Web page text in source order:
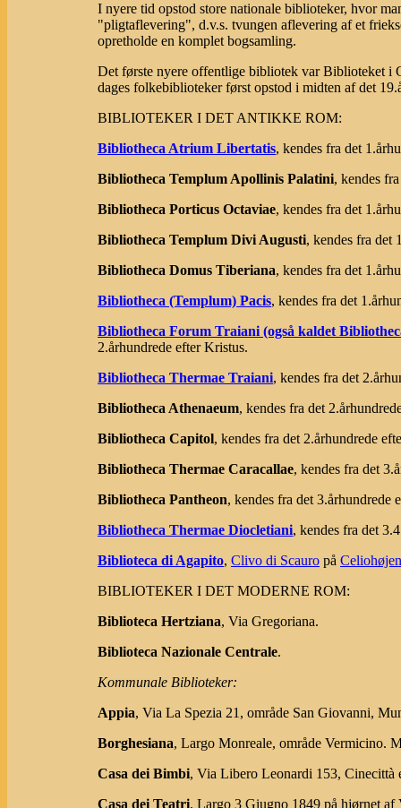
I nyere tid opstod store nationale biblioteker, hvor
"pligtaflevering", d.v.s. tvungen aflevering af et
opretholde en komplet bogsamling.
Det første nyere offentlige bibliotek var Biblioteket i
dages folkebiblioteker først opstod i midten af det
BIBLIOTEKER I DET ANTIKKE ROM:
Bibliotheca Atrium Libertatis, kendes fra det
Bibliotheca Templum Apollinis Palatini, kendes
Bibliotheca Porticus Octaviae, kendes fra det
Bibliotheca Templum Divi Augusti, kendes fra det
Bibliotheca Domus Tiberiana, kendes fra det
Bibliotheca (Templum) Pacis, kendes fra det
Bibliotheca Forum Traiani (også kaldet
2.århundrede efter Kristus.
Bibliotheca Thermae Traiani, kendes fra det
Bibliotheca Athenaeum, kendes fra det
Bibliotheca Capitol, kendes fra det 2.århundrede
Bibliotheca Thermae Caracallae, kendes fra det
Bibliotheca Pantheon, kendes fra det 3.århundrede
Bibliotheca Thermae Diocletiani, kendes fra det
Biblioteca di Agapito, Clivo di Scauro på Celiohøjen
BIBLIOTEKER I DET MODERNE ROM:
Biblioteca Hertziana, Via Gregoriana.
Biblioteca Nazionale Centrale.
Kommunale Biblioteker:
Appia, Via La Spezia 21, område San Giovanni,
Borghesiana, Largo Monreale, område Vermicino.
Casa dei Bimbi, Via Libero Leonardi 153,
Casa dei Teatri, Largo 3 Giugno 1849 på hjørnet